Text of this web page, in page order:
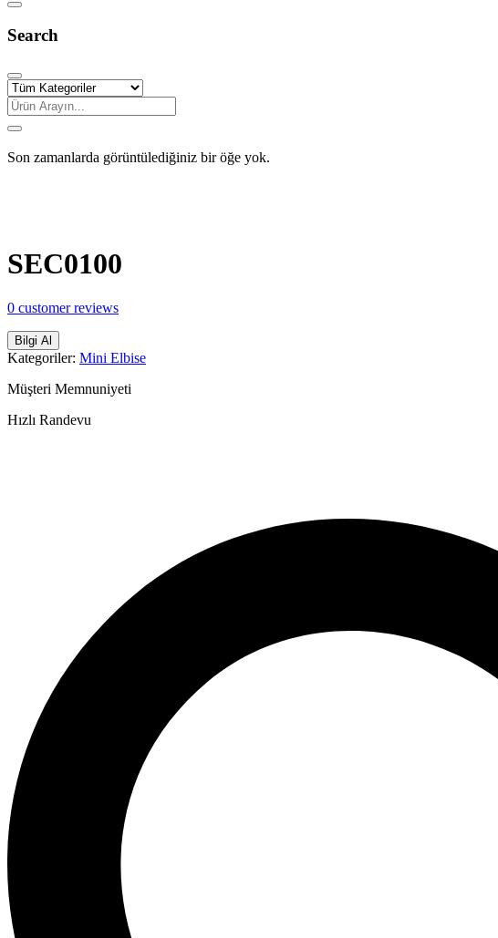
Search
Son zamanlarda görüntülediğiniz bir öğe yok.
SEC0100
0 customer reviews
Bilgi Al
Kategoriler: Mini Elbise
Müşteri Memnuniyeti
Hızlı Randevu